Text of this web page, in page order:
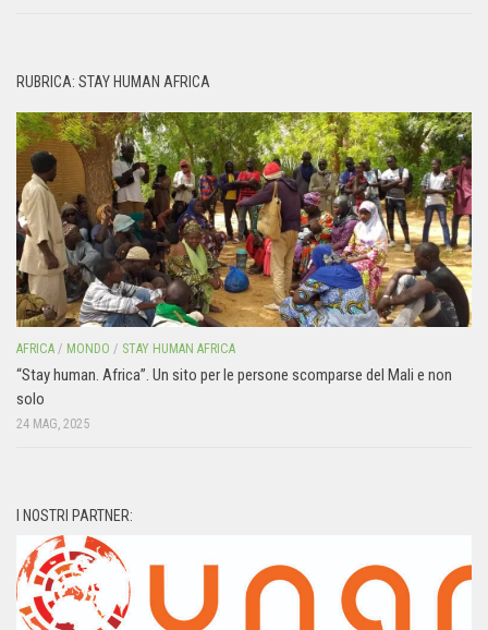
RUBRICA: STAY HUMAN AFRICA
AFRICA / MONDO / STAY HUMAN AFRICA
“Stay human. Africa”. Un sito per le persone scomparse del Mali e non
solo
24 MAG, 2025
I NOSTRI PARTNER: